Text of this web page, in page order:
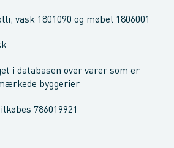
vask 1801090 og møbel 1806001
i databasen over varer som er
byggerier
786019921